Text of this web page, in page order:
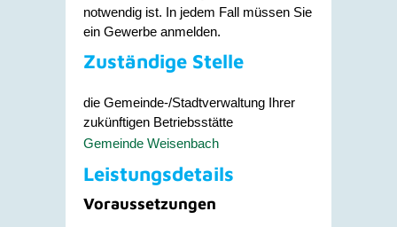
notwendig ist. In jedem Fall müssen Sie
ein Gewerbe anmelden.
Zuständige Stelle
die Gemeinde-/Stadtverwaltung Ihrer
zukünftigen Betriebsstätte
Gemeinde Weisenbach
Leistungsdetails
Voraussetzungen